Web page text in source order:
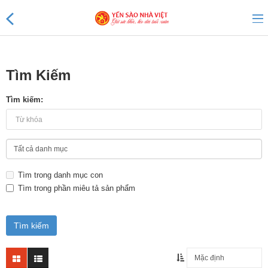
Sản phẩm khuyến mãi
Tin tức
Yến Tổ Nhà Việt
Yến sào Nhà Việt 18%
Yến sào Nhà Việt 15%
Tìm Kiếm
Tìm kiếm:
Tìm trong danh mục con
Tìm trong phần miêu tả sản phẩm